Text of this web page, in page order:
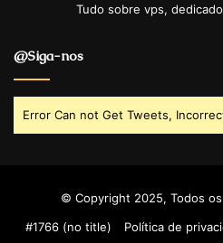
Tudo sobre vps,
@Siga-nos
Error Can not Get Tweets,
© Copyright 2025, Todos
#1766 (no title)
Política de